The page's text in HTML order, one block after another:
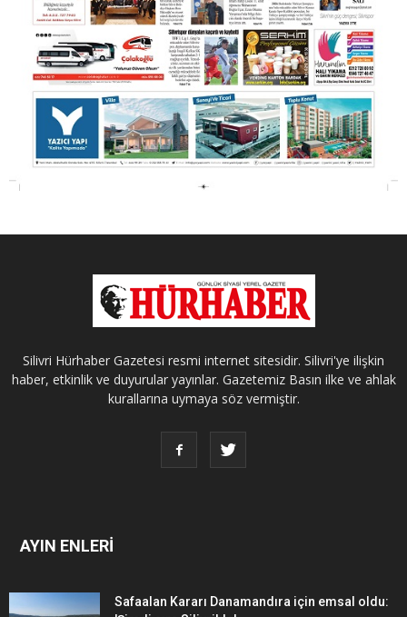
Silivri Hürhaber Gazetesi resmi internet sitesidir. Silivri'ye ilişkin
haber, etkinlik ve duyurular yayınlar. Gazetemiz Basın ilke ve ahlak
kurallarına uymaya söz vermiştir.
AYIN ENLERİ
Safaalan Kararı Danamandıra için emsal oldu: